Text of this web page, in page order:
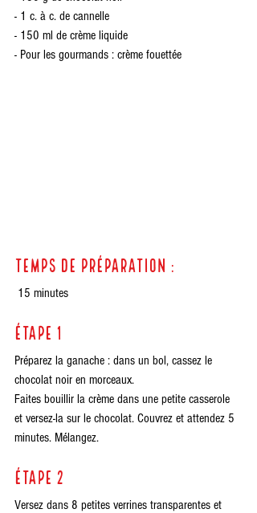
- 1 c. à c. de cannelle
- 150 ml de crème liquide
- Pour les gourmands : crème fouettée
Temps de préparation :
15 minutes
étape 1
Préparez la ganache : dans un bol, cassez le
chocolat noir en morceaux.
Faites bouillir la crème dans une petite casserole
et versez-la sur le chocolat. Couvrez et attendez 5
minutes. Mélangez.
étape 2
Versez dans 8 petites verrines transparentes et